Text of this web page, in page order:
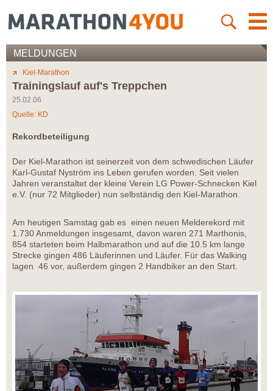
MELDUNGEN
Kiel-Marathon
Trainingslauf auf's Treppchen
25.02.06
Quelle: KD
Rekordbeteiligung
Der Kiel-Marathon ist seinerzeit von dem schwedischen Läufer
Karl-Gustaf Nyström ins Leben gerufen worden. Seit vielen
Jahren veranstaltet der kleine Verein LG Power-Schnecken Kiel
e.V. (nur 72 Mitglieder) nun selbständig den Kiel-Marathon.
Am heutigen Samstag gab es einen neuen Melderekord mit
1.730 Anmeldungen insgesamt, davon waren 271 Marthonis,
854 starteten beim Halbmarathon und auf die 10.5 km lange
Strecke gingen 486 Läuferinnen und Läufer. Für das Walking
lagen 46 vor, außerdem gingen 2 Handbiker an den Start.